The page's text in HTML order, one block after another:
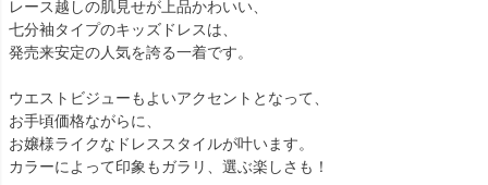
レース越しの肌見せが上品かわいい、
七分袖タイプのキッズドレスは、
発売来安定の人気を誇る一着です。
ウエストビジューもよいアクセントとなって、
お手頃価格ながらに、
お嬢様ライクなドレススタイルが叶います。
カラーによって印象もガラリ、選ぶ楽しさも！